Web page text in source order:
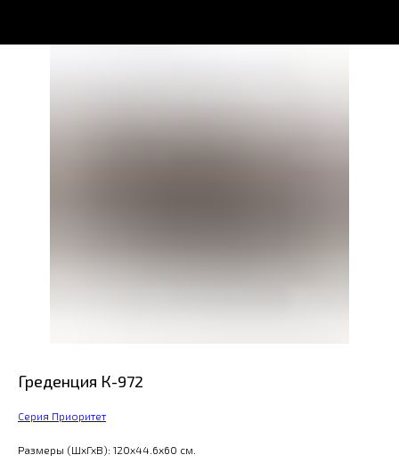
Греденция К-972
Серия Приоритет
Размеры (ШхГхВ): 120x44.6x60 см.